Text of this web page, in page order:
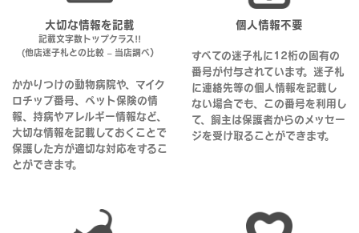
大切な情報を記載
記載文字数トップクラス!!
(他店迷子札との比較 – 当店調べ）
かかりつけの動物病院や、マイク
ロチップ番号、ペット保険の情
報、持病やアレルギー情報など、
大切な情報を記載しておくことで
保護した方が適切な対応をするこ
とができます。
個人情報不要
すべての迷子札に12桁の固有の
番号が付与されています。迷子札
に連絡先等の個人情報を記載し
ない場合でも、この番号を利用し
て、飼主は保護者からのメッセー
ジを受け取ることができます。